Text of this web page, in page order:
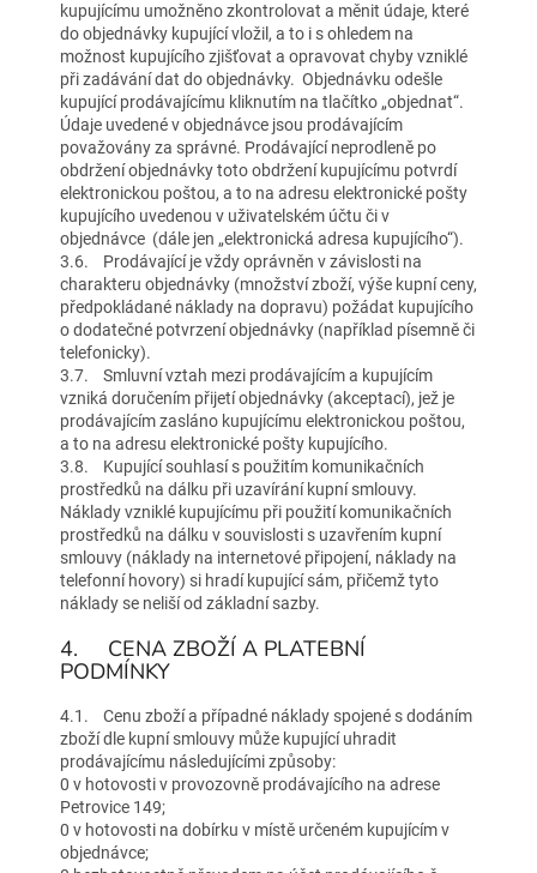
kupujícímu umožněno zkontrolovat a měnit údaje, které
do objednávky kupující vložil, a to i s ohledem na
možnost kupujícího zjišťovat a opravovat chyby vzniklé
při zadávání dat do objednávky. Objednávku odešle
kupující prodávajícímu kliknutím na tlačítko „objednat“.
Údaje uvedené v objednávce jsou prodávajícím
považovány za správné. Prodávající neprodleně po
obdržení objednávky toto obdržení kupujícímu potvrdí
elektronickou poštou, a to na adresu elektronické pošty
kupujícího uvedenou v uživatelském účtu či v
objednávce (dále jen „elektronická adresa kupujícího“).
3.6. Prodávající je vždy oprávněn v závislosti na
charakteru objednávky (množství zboží, výše kupní ceny,
předpokládané náklady na dopravu) požádat kupujícího
o dodatečné potvrzení objednávky (například písemně či
telefonicky).
3.7. Smluvní vztah mezi prodávajícím a kupujícím
vzniká doručením přijetí objednávky (akceptací), jež je
prodávajícím zasláno kupujícímu elektronickou poštou,
a to na adresu elektronické pošty kupujícího.
3.8. Kupující souhlasí s použitím komunikačních
prostředků na dálku při uzavírání kupní smlouvy.
Náklady vzniklé kupujícímu při použití komunikačních
prostředků na dálku v souvislosti s uzavřením kupní
smlouvy (náklady na internetové připojení, náklady na
telefonní hovory) si hradí kupující sám, přičemž tyto
náklady se neliší od základní sazby.
4. CENA ZBOŽÍ A PLATEBNÍ
PODMÍNKY
4.1. Cenu zboží a případné náklady spojené s dodáním
zboží dle kupní smlouvy může kupující uhradit
prodávajícímu následujícími způsoby:
0 v hotovosti v provozovně prodávajícího na adrese
Petrovice 149;
0 v hotovosti na dobírku v místě určeném kupujícím v
objednávce;